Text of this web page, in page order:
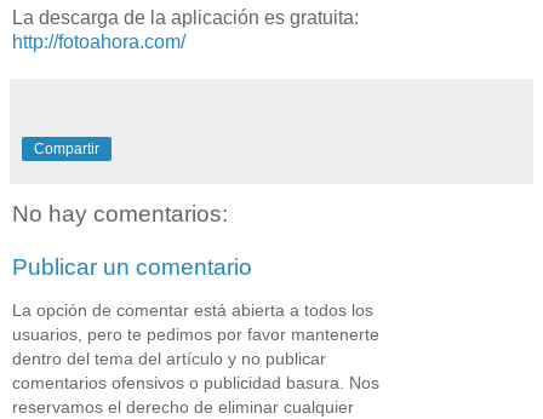
La descarga de la aplicación es gratuita:
http://fotoahora.com/
Compartir
No hay comentarios:
Publicar un comentario
La opción de comentar está abierta a todos los
usuarios, pero te pedimos por favor mantenerte
dentro del tema del artículo y no publicar
comentarios ofensivos o publicidad basura. Nos
reservamos el derecho de eliminar cualquier